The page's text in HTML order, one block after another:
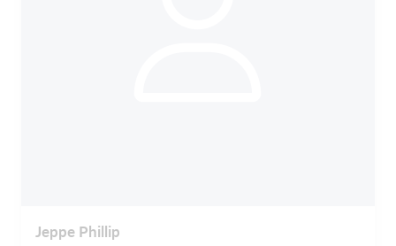
Jeppe Phillip